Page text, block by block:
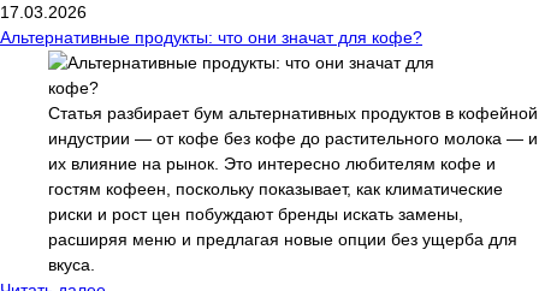
17.03.2026
Альтернативные продукты: что они значат для кофе?
Статья разбирает бум альтернативных продуктов в кофейной
индустрии — от кофе без кофе до растительного молока — и
их влияние на рынок. Это интересно любителям кофе и
гостям кофеен, поскольку показывает, как климатические
риски и рост цен побуждают бренды искать замены,
расширяя меню и предлагая новые опции без ущерба для
вкуса.